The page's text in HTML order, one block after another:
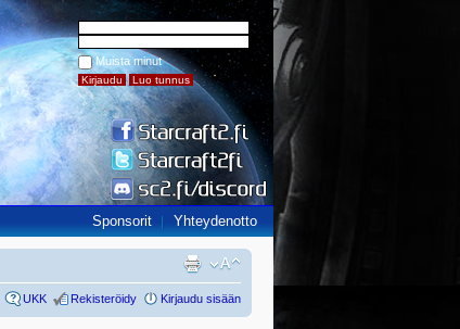
Muista minut
Sponsorit Yhteydenotto
UKK Rekisteröidy Kirjaudu sisään